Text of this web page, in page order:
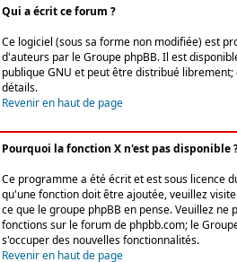
Qui a écrit ce forum ?
Ce logiciel (sous sa forme non modifiée) est
d'auteurs par leGroupe phpBB. Il est
publique GNU et peut être distribué
détails.
Revenir en haut de page
Pourquoi la fonction X n'est pas disponible
Ce programme a été écrit et est sous licence
qu'une fonction doit être ajoutée, veuillez
ce que le groupe phpBB en pense. Veuillez ne
fonctions sur le forum de phpbb.com; le
s'occuper des nouvelles fonctionnalités.
Revenir en haut de page